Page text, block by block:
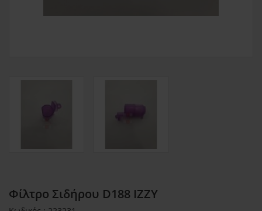
Φίλτρο Σιδήρου D188 IZZY